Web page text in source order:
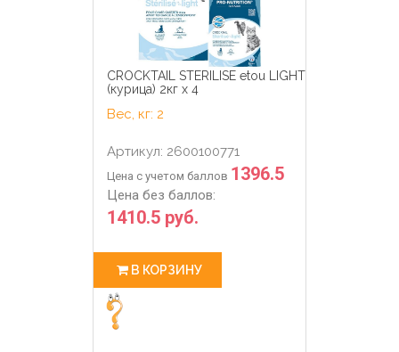
CROCKTAIL STERILISE etou LIGHT
(курица) 2кг х 4
Вес, кг: 2
Артикул: 2600100771
Цена с учетом баллов 1396.5
Цена без баллов:
1410.5 руб.
В КОРЗИНУ